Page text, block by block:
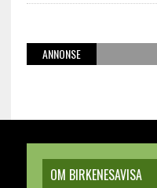
ANNONSE
OM BIRKENESAVISA